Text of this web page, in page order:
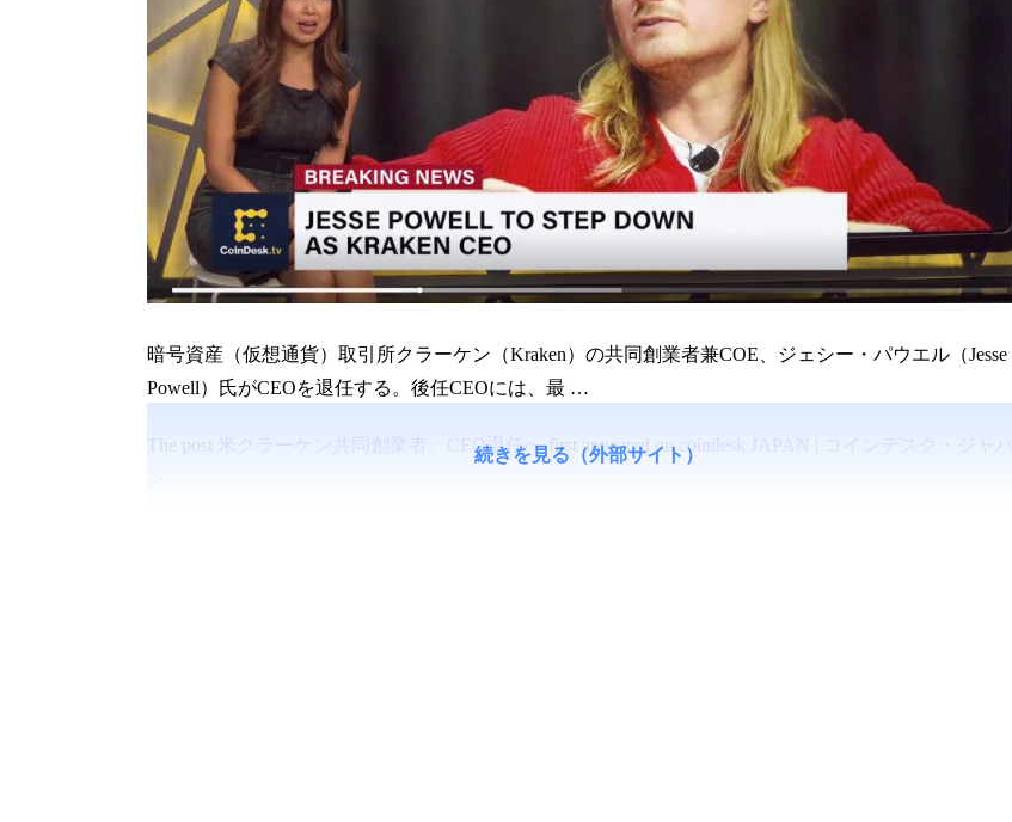
暗号資産（仮想通貨）取引所クラーケン（Kraken）の共同創業者兼COE、ジェシー・パウエル（Jesse
Powell）氏がCEOを退任する。後任CEOには、最 …
The post 米クラーケン共同創業者、CEO退任へfirst appeared on coindesk JAPAN | コインデスク・ジャパ
続きを見る（外部サイト）